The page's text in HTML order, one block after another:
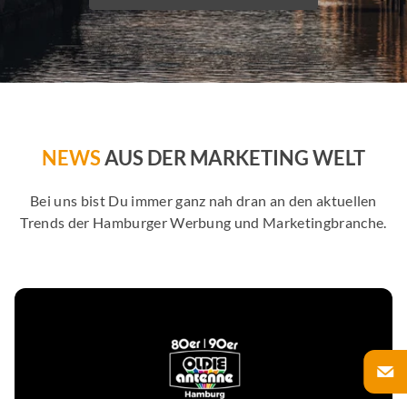
NEWSAUS DER MARKETING WELT
Bei uns bist Du immer ganz nah dran an den aktuellen
Trends der Hamburger Werbung und Marketingbranche.